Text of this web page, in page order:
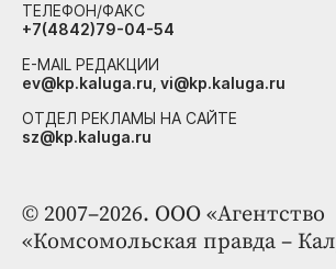
© 2007–2026. ООО «Агентство
«Комсомольская правда –
ТЕЛЕФОН/ФАКС
+7(4842)79-04-54
E-MAIL РЕДАКЦИИ
ev@kp.kaluga.ru, vi@kp.kaluga.ru
ОТДЕЛ РЕКЛАМЫ НА САЙТЕ
sz@kp.kaluga.ru